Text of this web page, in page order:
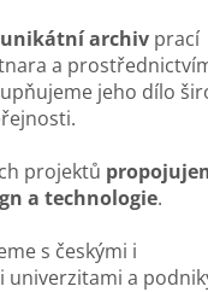
unikátní archiv prací
a
jeho dílo
projektů
a technologie.
s českými i
univerzitami a